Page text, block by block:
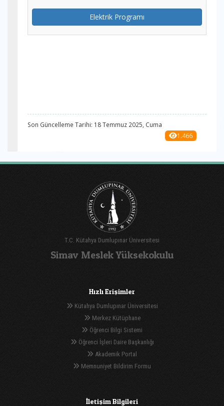
Elektrik Programı
Son Güncelleme Tarihi: 18 Temmuz 2025, Cuma
1.466
T.C. Kütahya Dumlupınar Üniversitesi
Simav Meslek Yüksekokulu
Hızlı Erişimler
Kütahya Dumlupınar Üniversitesi
Merkez Kütüphane
Öğrenci Bilgi Sistemi
Öğrenci İşleri Daire Başkanlığı
Akademik Portal
Memnuniyet Bildirim Formu
İletişim Bilgileri